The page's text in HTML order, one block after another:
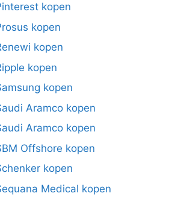
kopen
kopen
kopen
kopen
kopen
Aramco kopen
Aramco kopen
Offshore kopen
kopen
Medical kopen